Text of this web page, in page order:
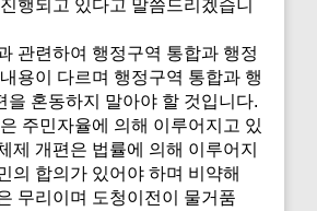
행되고 있다고 말씀드리겠습니
관련하여 행정구역 통합과 행정
용이 다르며 행정구역 통합과 행
을 혼동하지 말아야 할 것입니다.
주민자율에 의해 이루어지고 있
제 개편은 법률에 의해 이루어지
의 합의가 있어야 하며 비약해
무리이며 도청이전이 물거품